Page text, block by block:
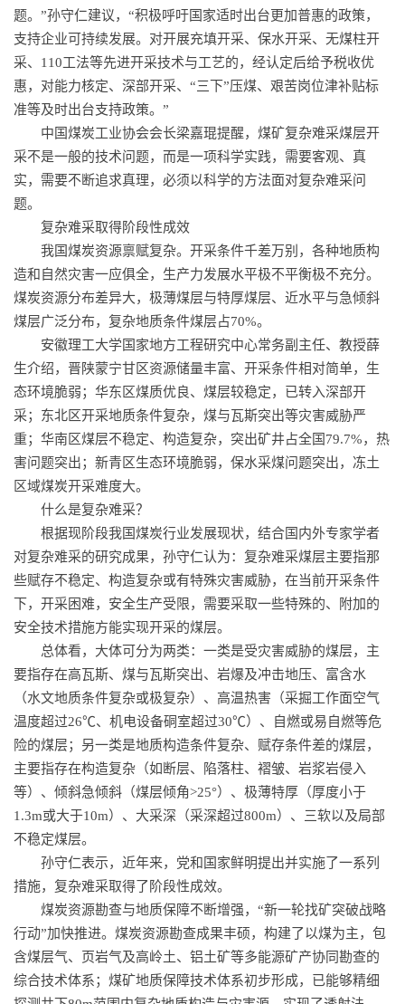
题。”孙守仁建议，“积极呼吁国家适时出台更加普惠的政策，
支持企业可持续发展。对开展充填开采、保水开采、无煤柱开
采、110工法等先进开采技术与工艺的，经认定后给予税收优
惠，对能力核定、深部开采、“三下”压煤、艰苦岗位津补贴标
准等及时出台支持政策。”
中国煤炭工业协会会长梁嘉琨提醒，煤矿复杂难采煤层开
采不是一般的技术问题，而是一项科学实践，需要客观、真
实，需要不断追求真理，必须以科学的方法面对复杂难采问
题。
复杂难采取得阶段性成效
我国煤炭资源禀赋复杂。开采条件千差万别，各种地质构
造和自然灾害一应俱全，生产力发展水平极不平衡极不充分。
煤炭资源分布差异大，极薄煤层与特厚煤层、近水平与急倾斜
煤层广泛分布，复杂地质条件煤层占70%。
安徽理工大学国家地方工程研究中心常务副主任、教授薛
生介绍，晋陕蒙宁甘区资源储量丰富、开采条件相对简单，生
态环境脆弱；华东区煤质优良、煤层较稳定，已转入深部开
采；东北区开采地质条件复杂，煤与瓦斯突出等灾害威胁严
重；华南区煤层不稳定、构造复杂，突出矿井占全国79.7%，热
害问题突出；新青区生态环境脆弱，保水采煤问题突出，冻土
区域煤炭开采难度大。
什么是复杂难采？
根据现阶段我国煤炭行业发展现状，结合国内外专家学者
对复杂难采的研究成果，孙守仁认为：复杂难采煤层主要指那
些赋存不稳定、构造复杂或有特殊灾害威胁，在当前开采条件
下，开采困难，安全生产受限，需要采取一些特殊的、附加的
安全技术措施方能实现开采的煤层。
总体看，大体可分为两类：一类是受灾害威胁的煤层，主
要指存在高瓦斯、煤与瓦斯突出、岩爆及冲击地压、富含水
（水文地质条件复杂或极复杂）、高温热害（采掘工作面空气
温度超过26℃、机电设备硐室超过30℃）、自燃或易自燃等危
险的煤层；另一类是地质构造条件复杂、赋存条件差的煤层，
主要指存在构造复杂（如断层、陷落柱、褶皱、岩浆岩侵入
等）、倾斜急倾斜（煤层倾角>25°）、极薄特厚（厚度小于
1.3m或大于10m）、大采深（采深超过800m）、三软以及局部
不稳定煤层。
孙守仁表示，近年来，党和国家鲜明提出并实施了一系列
措施，复杂难采取得了阶段性成效。
煤炭资源勘查与地质保障不断增强，“新一轮找矿突破战略
行动”加快推进。煤炭资源勘查成果丰硕，构建了以煤为主，包
含煤层气、页岩气及高岭土、铝土矿等多能源矿产协同勘查的
综合技术体系；煤矿地质保障技术体系初步形成，已能够精细